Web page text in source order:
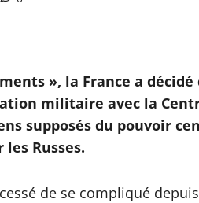
», la France a
militaire avec la
supposés du pouvoir
Russes.
de se compliqué